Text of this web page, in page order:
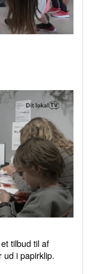
tilbud til af
i papirklip.